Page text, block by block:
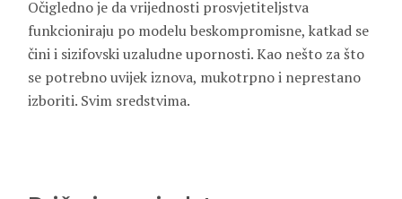
Očigledno je da vrijednosti prosvjetiteljstva
funkcioniraju po modelu beskompromisne, katkad se
čini i sizifovski uzaludne upornosti. Kao nešto za što
se potrebno uvijek iznova, mukotrpno i neprestano
izboriti. Svim sredstvima.